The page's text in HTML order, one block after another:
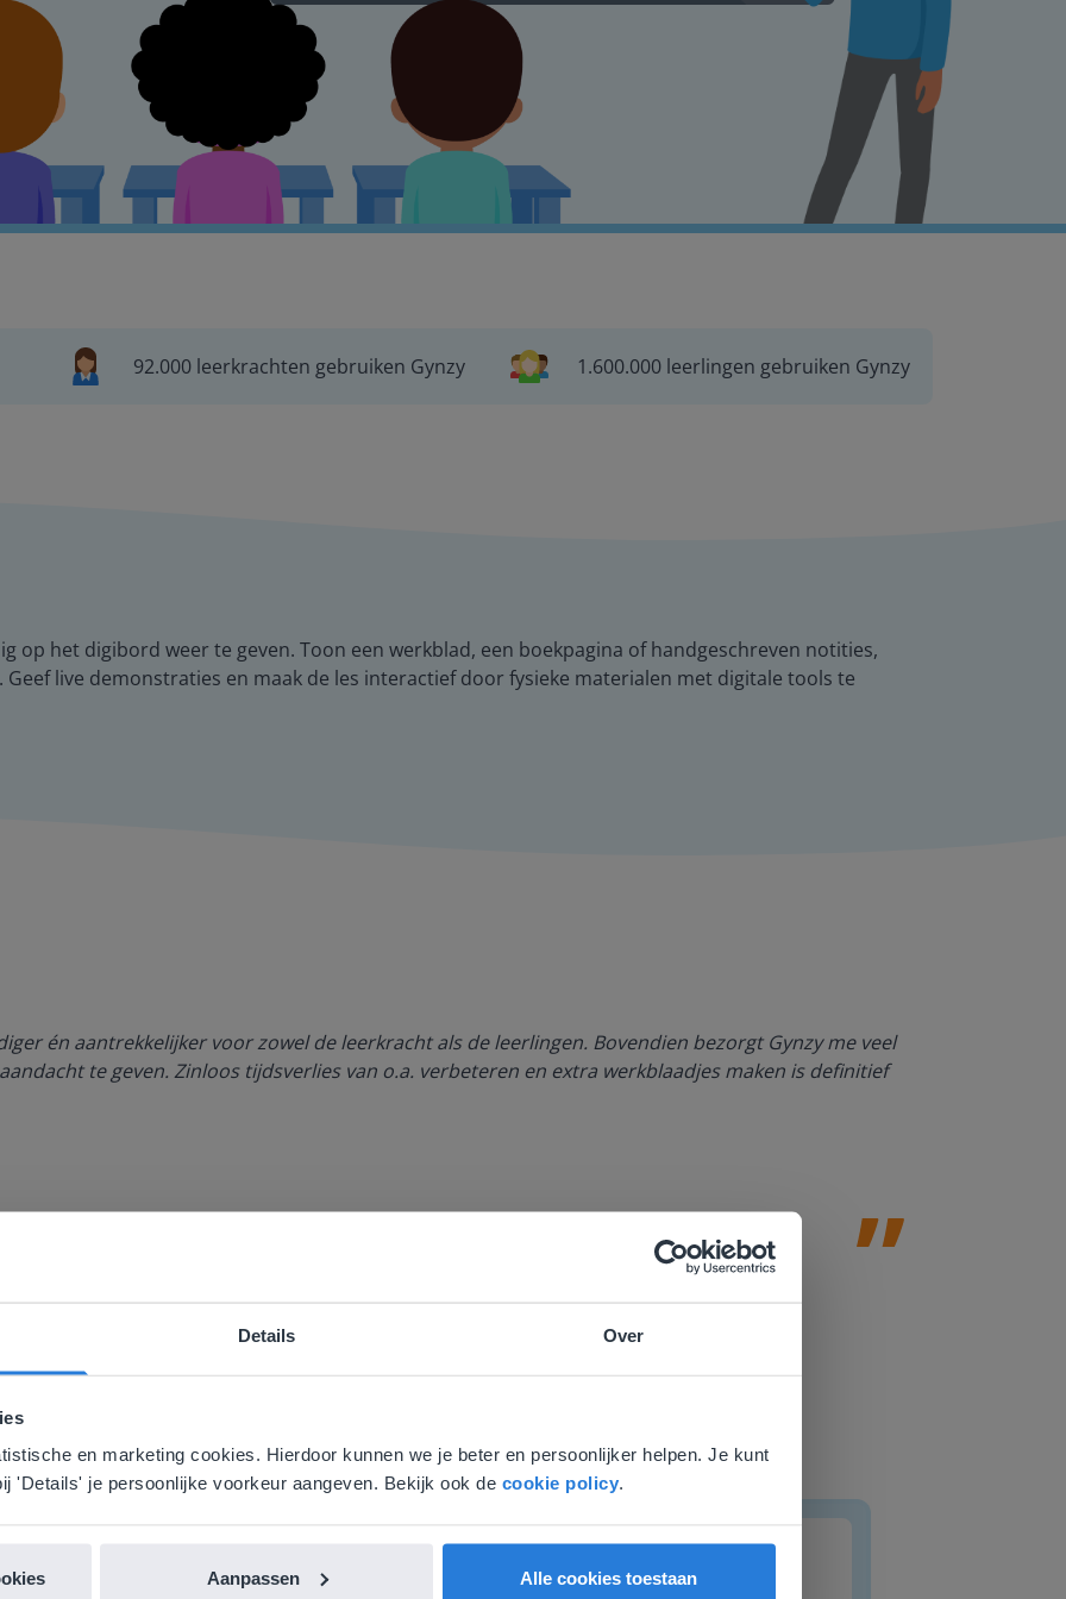
Details Over
en marketing cookies. Hierdoor kunnen we je beter en persoonlijker helpen. Je kunt
'Details' je persoonlijke voorkeur aangeven. Bekijk ook de cookie policy.
Aanpassen Alle cookies toestaan
92.000 leerkrachten gebruiken Gynzy 1.600.000 leerlingen gebruiken Gynzy
op het digibord weer te geven. Toon een werkblad, een boekpagina of handgeschreven notities,
live demonstraties en maak de les interactief door fysieke materialen met digitale tools te
én aantrekkelijker voor zowel de leerkracht als de leerlingen. Bovendien bezorgt Gynzy me veel
te geven. Zinloos tijdsverlies van o.a. verbeteren en extra werkblaadjes maken is definitief
Ontdek meer!
Draaikaarten Dagplanning
komt niet overeen met je locatie
denken we dat je misschien liever naar de website voor
Vlaanderen